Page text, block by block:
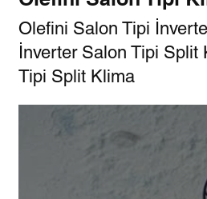
DAIKIN Bireysel Klimalar
Olefini Salon Tipi
İnverter Salon Tipi
Tipi Split Klima